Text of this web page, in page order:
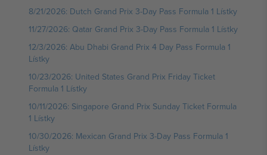
8/21/2026: Dutch Grand Prix 3-Day Pass Formula 1 Lístky
11/27/2026: Qatar Grand Prix 3-Day Pass Formula 1 Lístky
12/3/2026: Abu Dhabi Grand Prix 4 Day Pass Formula 1
Lístky
10/23/2026: United States Grand Prix Friday Ticket
Formula 1 Lístky
10/11/2026: Singapore Grand Prix Sunday Ticket Formula
1 Lístky
10/30/2026: Mexican Grand Prix 3-Day Pass Formula 1
Lístky